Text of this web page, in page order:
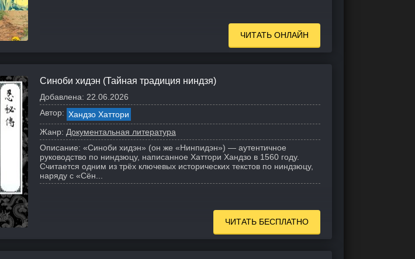
ЧИТАТЬ ОНЛАЙН
Синоби хидэн (Тайная традиция ниндзя)
Добавлена: 22.06.2026
Автор: Хандзо Хаттори
Жанр: Документальная литература
Описание: «Синоби хидэн» (он же «Нинпидэн») — аутентичное
руководство по ниндзюцу, написанное Хаттори Хандзо в 1560 году.
Считается одним из трёх ключевых исторических текстов по ниндзюцу,
наряду с «Сён...
ЧИТАТЬ БЕСПЛАТНО